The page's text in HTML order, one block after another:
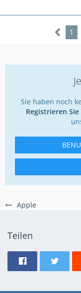
Apple
1
Sie haben noch
Registrieren
Teilen